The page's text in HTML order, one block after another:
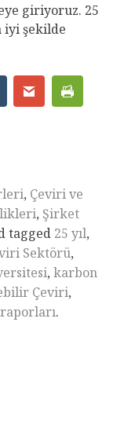
giriyoruz. 25
iyi şekilde
, Çeviri ve
, Şirket
tagged 25 yıl,
Sektörü,
, karbon
Çeviri,
.